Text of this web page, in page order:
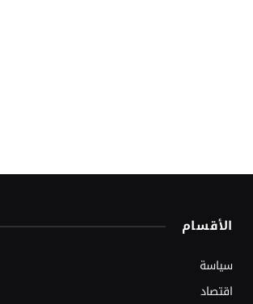
الأقسام
سياسة
اقتصاد